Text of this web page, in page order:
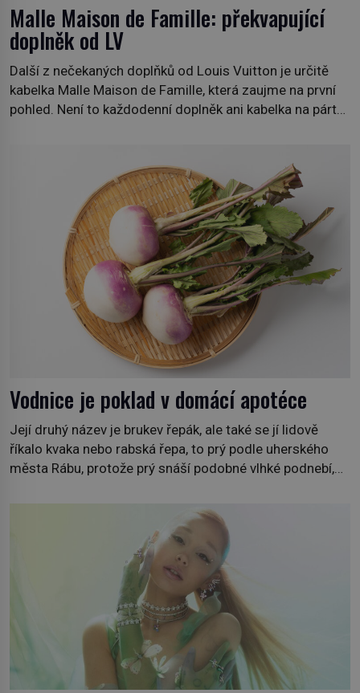
Malle Maison de Famille: překvapující
doplněk od LV
Další z nečekaných doplňků od Louis Vuitton je určitě
kabelka Malle Maison de Famille, která zaujme na první
pohled. Není to každodenní doplněk ani kabelka na párty,
adrese 18 Rue Louis Vuitton, které bylo postaveno v
roce 1869. […]
Vodnice je poklad v domácí apotéce
Její druhý název je brukev řepák, ale také se jí lidově
říkalo kvaka nebo rabská řepa, to prý podle uherského
města Rábu, protože prý snáší podobné vlhké podnebí,
někdy i v obchodech. Její bulvy jsou bílé, nahoře někdy